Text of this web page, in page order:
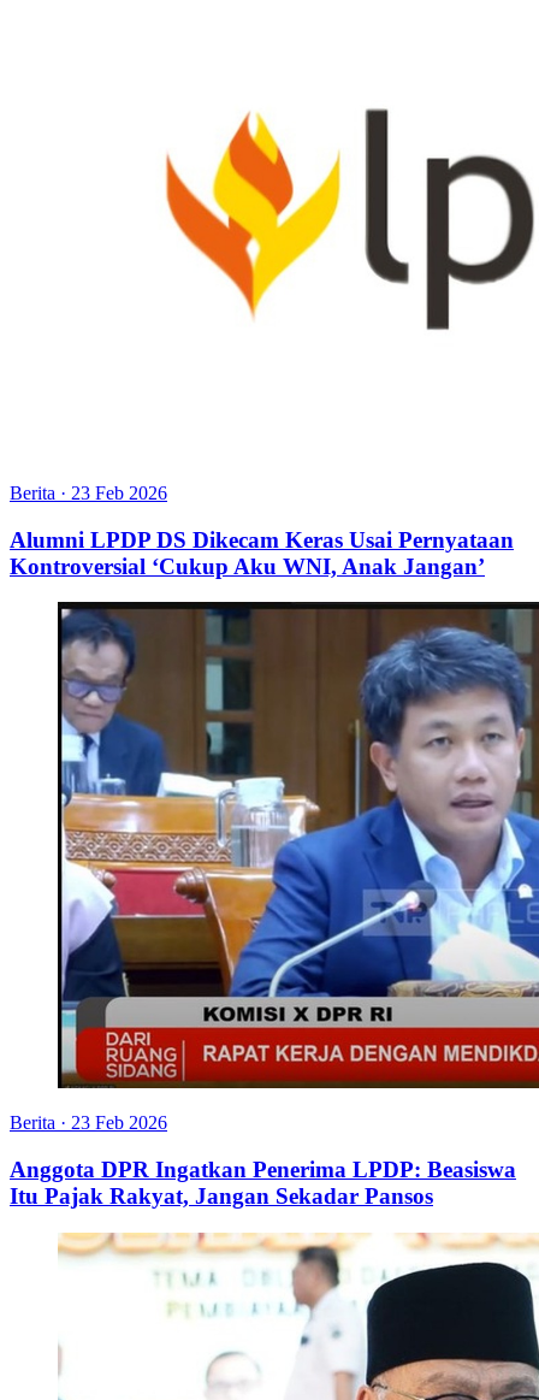
Berita · 23 Feb 2026
Alumni LPDP DS Dikecam Keras Usai Pernyataan
Kontroversial ‘Cukup Aku WNI, Anak Jangan’
Berita · 23 Feb 2026
Anggota DPR Ingatkan Penerima LPDP: Beasiswa
Itu Pajak Rakyat, Jangan Sekadar Pansos